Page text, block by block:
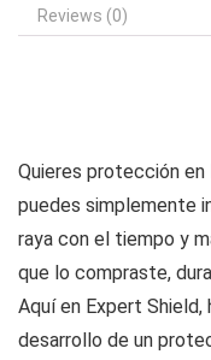
Reviews (0)
Quieres protección en
puedes simplemente
raya con el tiempo y
que lo compraste,
Aquí en Expert
desarrollo de un